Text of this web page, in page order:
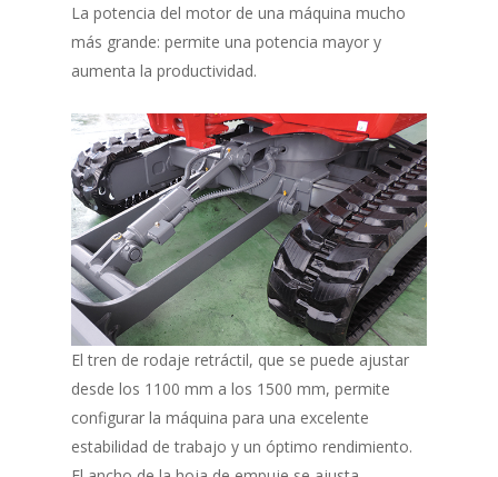
La potencia del motor de una máquina mucho
más grande: permite una potencia mayor y
aumenta la productividad.
El tren de rodaje retráctil, que se puede ajustar
desde los 1100 mm a los 1500 mm, permite
configurar la máquina para una excelente
estabilidad de trabajo y un óptimo rendimiento.